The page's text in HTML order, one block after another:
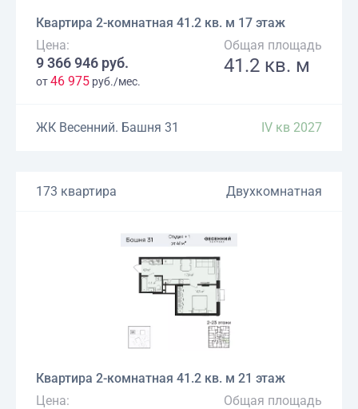
Квартира 2-комнатная 41.2 кв. м 17 этаж
Цена:
9 366 946 руб.
от46 975 руб./мес.
Общая площадь
41.2 кв. м
ЖК Весенний. Башня 31 IV кв 2027
173 квартира Двухкомнатная
Квартира 2-комнатная 41.2 кв. м 21 этаж
Цена:
Общая площадь